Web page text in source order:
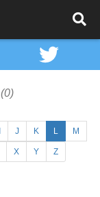
(0)
J K L M
X Y Z